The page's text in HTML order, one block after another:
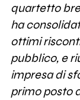
quartetto
ha
ottimi
pubblico, e
impresa di
primo posto